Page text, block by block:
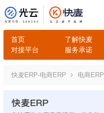
首页 了解快麦
对接平台
服务承诺
快麦ERP-电商ERP 电商ERP